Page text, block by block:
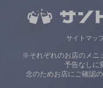
サイトマッ
※それぞれのお店のメニ
予告なしに
念のためお店にご確認